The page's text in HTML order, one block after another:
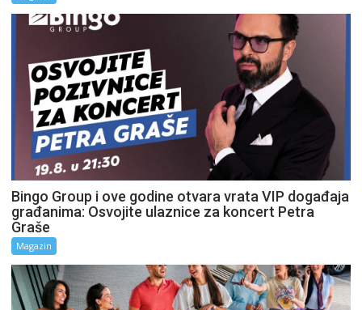
Bingo Group i ove godine otvara vrata VIP događaja
građanima: Osvojite ulaznice za koncert Petra
Graše
Magazin